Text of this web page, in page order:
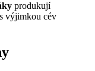
produkují
výjimkou cév